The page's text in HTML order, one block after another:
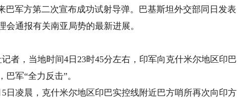
巴军方第二次宣布成功试射导弹。巴基斯坦外交部同日发表
通报有关南亚局势的最新进展。
，当地时间4日23时45分左右，印军向克什米尔地区印巴
军“全力反击”。
凌晨，克什米尔地区印巴实控线附近巴方哨所再次向印方